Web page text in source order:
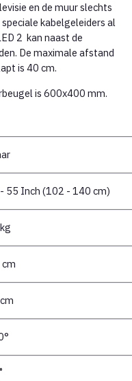
en de muur slechts
kabelgeleiders al
2 kan naast de
De maximale afstand
is 40 cm.
is 600x400 mm.
55 Inch (102 - 140 cm)
cm